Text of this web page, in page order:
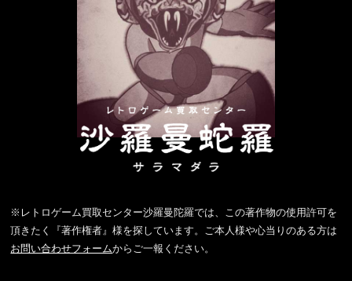
※レトロゲーム買取センター沙羅曼陀羅では、この著作物の使用許可を
頂きたく『著作権者』様を探しています。ご本人様や心当りのある方は
お問い合わせフォームからご一報ください。